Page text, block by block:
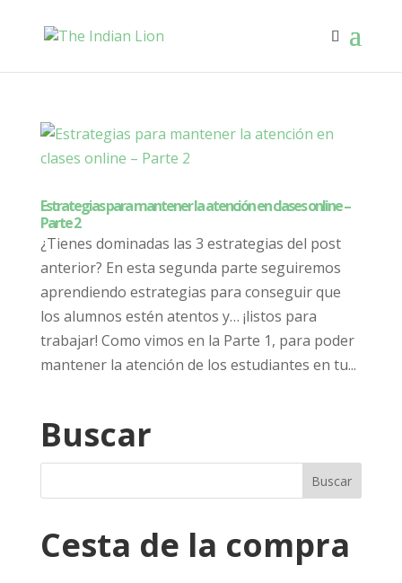
Estrategias para mantener la atención en clases online –
Parte 2
¿Tienes dominadas las 3 estrategias del post
anterior? En esta segunda parte seguiremos
aprendiendo estrategias para conseguir que
los alumnos estén atentos y… ¡listos para
trabajar! Como vimos en la Parte 1, para poder
mantener la atención de los estudiantes en tu...
Buscar
Cesta de la compra